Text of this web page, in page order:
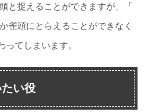
と捉えることができますが、「
雀頭にとらえることができなく
てしまいます。
い役